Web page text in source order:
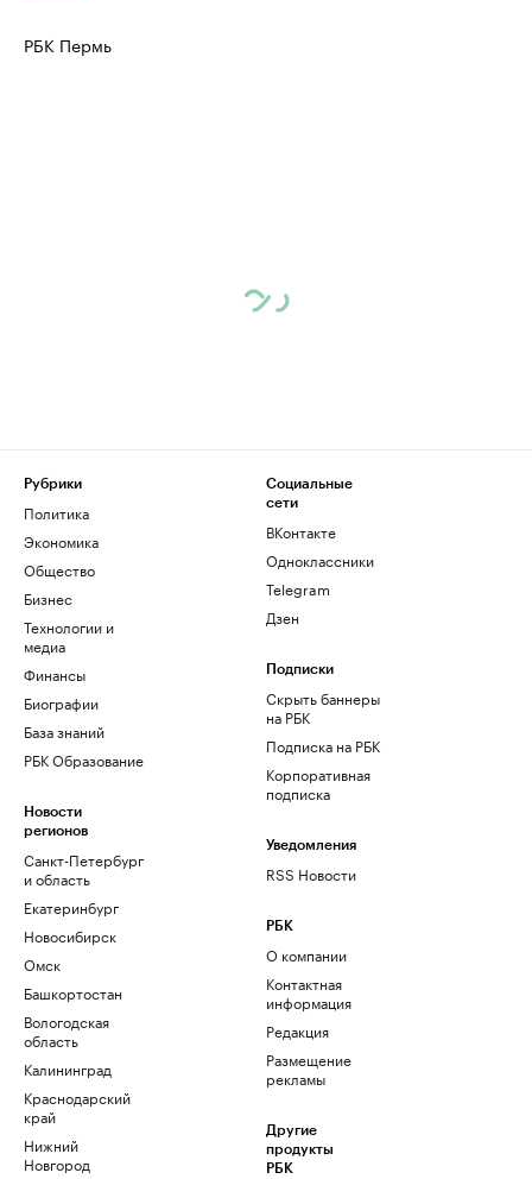
РБК Пермь
Рубрики
Политика
Экономика
Общество
Бизнес
Технологии и
медиа
Финансы
Биографии
База знаний
РБК Образование
Новости
регионов
Санкт-Петербург
и область
Екатеринбург
Новосибирск
Омск
Башкортостан
Вологодская
область
Калининград
Краснодарский
край
Нижний
Новгород
Социальные
сети
ВКонтакте
Одноклассники
Telegram
Дзен
Подписки
Скрыть баннеры
на РБК
Подписка на РБК
Корпоративная
подписка
Уведомления
RSS Новости
РБК
О компании
Контактная
информация
Редакция
Размещение
рекламы
Другие
продукты
РБК